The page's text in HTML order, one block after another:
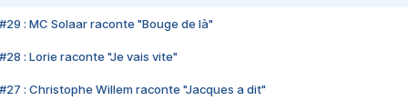
#29 : MC Solaar raconte "Bouge de là"
#28 : Lorie raconte "Je vais vite"
#27 : Christophe Willem raconte "Jacques a dit"